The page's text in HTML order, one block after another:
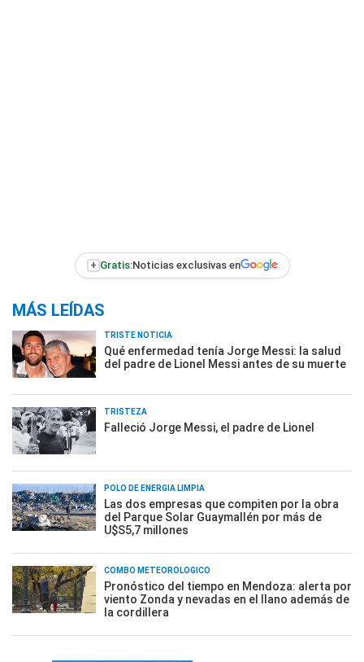
+ Gratis:Noticias exclusivas en
MÁS LEÍDAS
TRISTE NOTICIA
Qué enfermedad tenía Jorge Messi: la salud
del padre de Lionel Messi antes de su muerte
TRISTEZA
Falleció Jorge Messi, el padre de Lionel
POLO DE ENERGÍA LIMPIA
Las dos empresas que compiten por la obra
del Parque Solar Guaymallén por más de
U$S5,7 millones
COMBO METEOROLÓGICO
Pronóstico del tiempo en Mendoza: alerta por
viento Zonda y nevadas en el llano además de
la cordillera